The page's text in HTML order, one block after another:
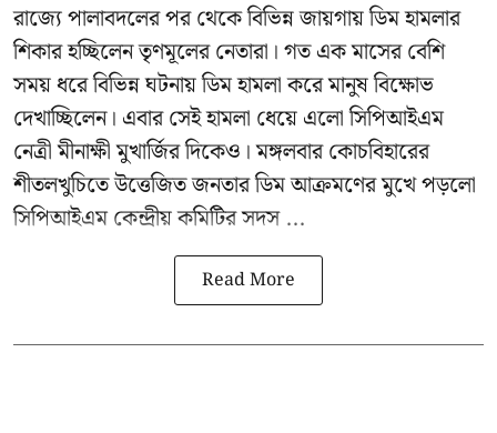
রাজ্যে পালাবদলের পর থেকে বিভিন্ন জায়গায় ডিম হামলার
শিকার হচ্ছিলেন তৃণমূলের নেতারা। গত এক মাসের বেশি
সময় ধরে বিভিন্ন ঘটনায় ডিম হামলা করে মানুষ বিক্ষোভ
দেখাচ্ছিলেন। এবার সেই হামলা ধেয়ে এলোসিপিআইএম
নেত্রী মীনাক্ষী মুখার্জিরদিকেও। মঙ্গলবার কোচবিহারের
শীতলখুচিতে উত্তেজিত জনতার ডিম আক্রমণের মুখে পড়লো
সিপিআইএম কেন্দ্রীয় কমিটির সদস ...
Read More